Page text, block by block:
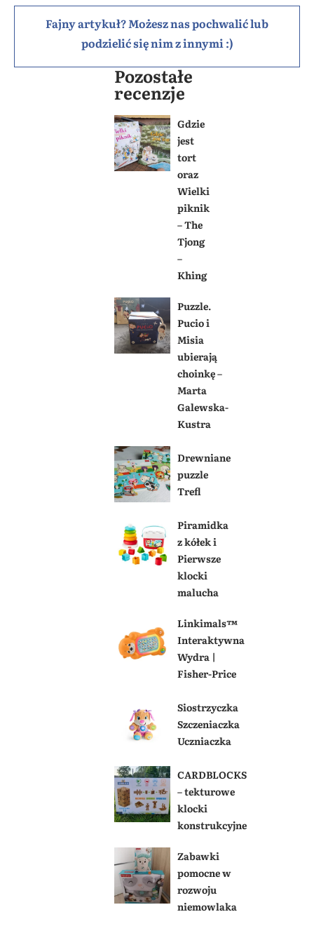
Fajny artykuł? Możesz nas pochwalić lub
podzielić się nim z innymi :)
Pozostałe
recenzje
Gdzie
jest
tort
oraz
Wielki
piknik
– The
Tjong
–
Khing
Puzzle.
Pucio i
Misia
ubierają
choinkę –
Marta
Galewska-
Kustra
Drewniane
puzzle
Trefl
Piramidka
z kółek i
Pierwsze
klocki
malucha
Linkimals™
Interaktywna
Wydra |
Fisher-Price
Siostrzyczka
Szczeniaczka
Uczniaczka
CARDBLOCKS
– tekturowe
klocki
konstrukcyjne
Zabawki
pomocne w
rozwoju
niemowlaka